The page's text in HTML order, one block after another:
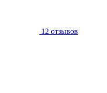
12 отзывов